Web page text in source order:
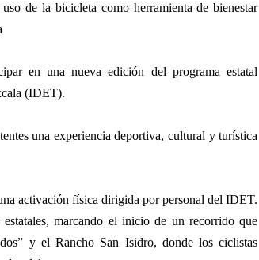
de la bicicleta como herramienta de bienestar
en una nueva edición del programa estatal
(IDET).
una experiencia deportiva, cultural y turística
activación física dirigida por personal del IDET.
marcando el inicio de un recorrido que
y el Rancho San Isidro, donde los ciclistas